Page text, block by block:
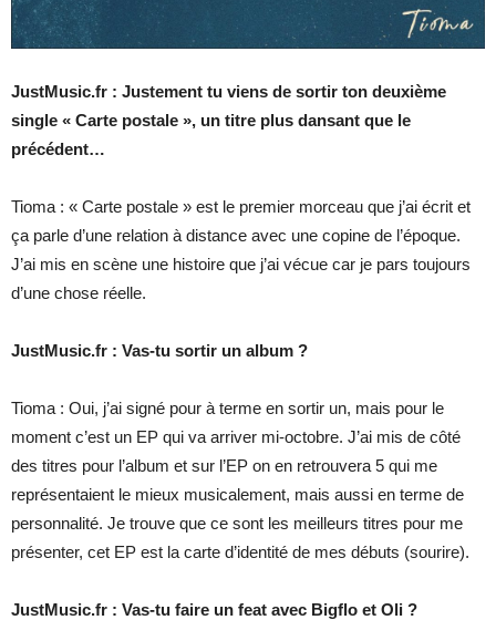
JustMusic.fr : Justement tu viens de sortir ton deuxième
single « Carte postale », un titre plus dansant que le
précédent…
Tioma : « Carte postale » est le premier morceau que j’ai écrit et
ça parle d’une relation à distance avec une copine de l’époque.
J’ai mis en scène une histoire que j’ai vécue car je pars toujours
d’une chose réelle.
JustMusic.fr : Vas-tu sortir un album ?
Tioma : Oui, j’ai signé pour à terme en sortir un, mais pour le
moment c’est un EP qui va arriver mi-octobre. J’ai mis de côté
des titres pour l’album et sur l’EP on en retrouvera 5 qui me
représentaient le mieux musicalement, mais aussi en terme de
personnalité. Je trouve que ce sont les meilleurs titres pour me
présenter, cet EP est la carte d’identité de mes débuts (sourire).
JustMusic.fr : Vas-tu faire un feat avec Bigflo et Oli ?